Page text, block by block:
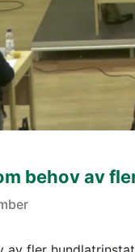
behov av